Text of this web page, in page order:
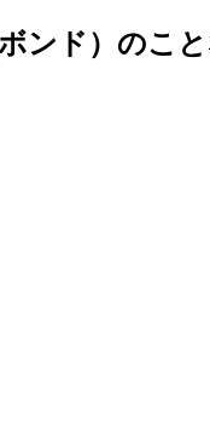
ンド）のこ